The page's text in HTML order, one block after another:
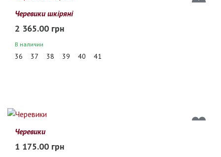
Черевики шкіряні
2 365.00 грн
В наличии
36 37 38 39 40 41
Черевики
1 175.00 грн